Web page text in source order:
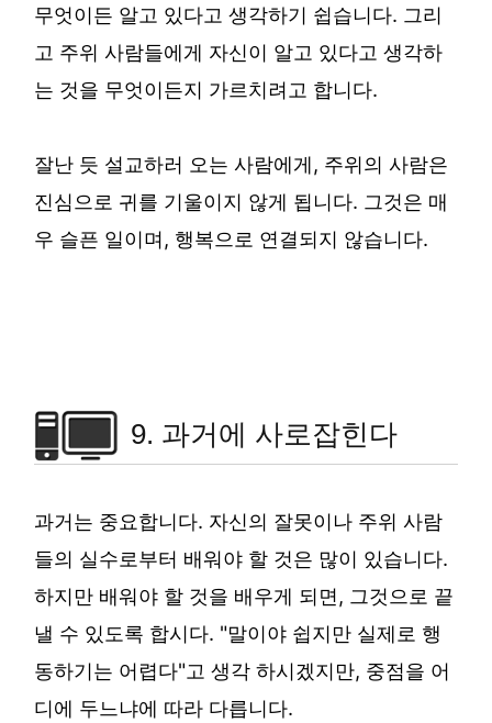
무엇이든 알고 있다고 생각하기 쉽습니다. 그리
고 주위 사람들에게 자신이 알고 있다고 생각하
는 것을 무엇이든지 가르치려고 합니다.
잘난 듯 설교하러 오는 사람에게, 주위의 사람은
진심으로 귀를 기울이지 않게 됩니다. 그것은 매
우 슬픈 일이며, 행복으로 연결되지 않습니다.
9. 과거에 사로잡힌다
과거는 중요합니다. 자신의 잘못이나 주위 사람
들의 실수로부터 배워야 할 것은 많이 있습니다.
하지만 배워야 할 것을 배우게 되면, 그것으로 끝
낼 수 있도록 합시다. "말이야 쉽지만 실제로 행
동하기는 어렵다"고 생각 하시겠지​​만, 중점을 어
디에 두느냐에 따라 다릅니다.